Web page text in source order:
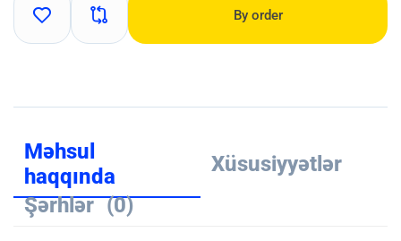
By order
Məhsul
haqqında
Xüsusiyyətlər
Şərhlər (0)